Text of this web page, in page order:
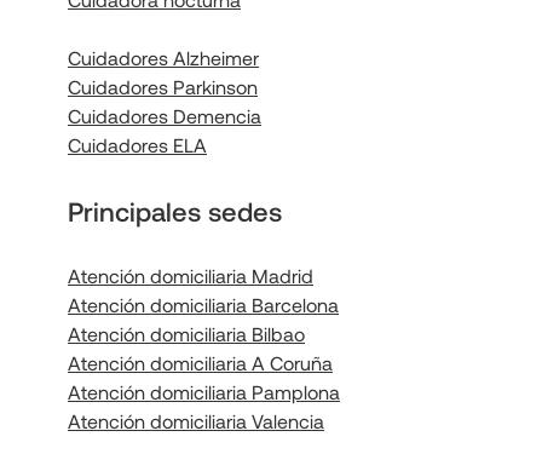
Cuidadores Alzheimer
Cuidadores Parkinson
Cuidadores Demencia
Cuidadores ELA
Principales sedes
Atención domiciliaria Madrid
Atención domiciliaria Barcelona
Atención domiciliaria Bilbao
Atención domiciliaria A Coruña
Atención domiciliaria Pamplona
Atención domiciliaria Valencia